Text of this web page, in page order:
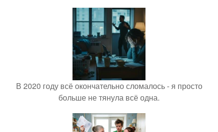
В 2020 году всё окончательно сломалось - я просто
больше не тянула всё одна.